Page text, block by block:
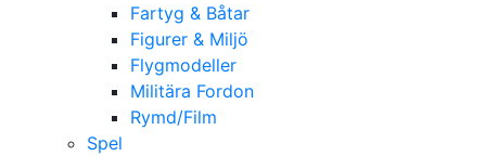
Fartyg & Båtar
Figurer & Miljö
Flygmodeller
Militära Fordon
Rymd/Film
Spel